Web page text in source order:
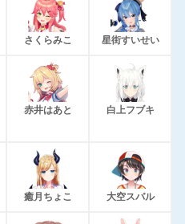
さくらみこ 星街すいせい
赤井はあと 白上フブキ
癒月ちょこ 大空スバル